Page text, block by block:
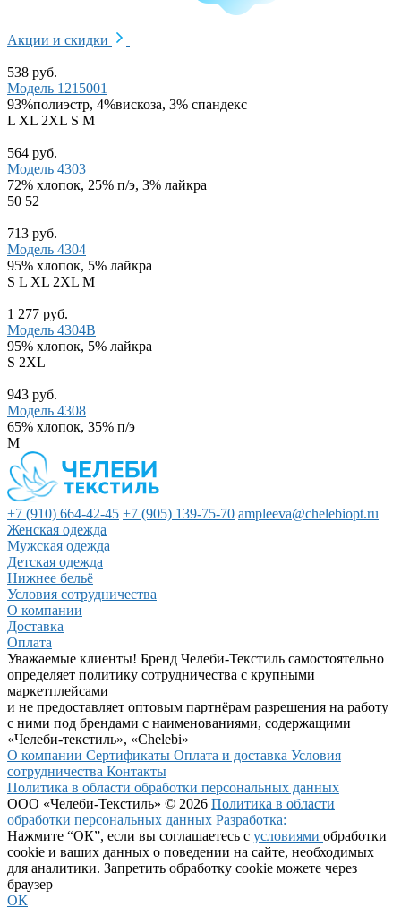
Акции и скидки
538 руб.
Модель 1215001
93%полиэстр, 4%вискоза, 3% спандекс
L XL 2XL S M
564 руб.
Модель 4303
72% хлопок, 25% п/э, 3% лайкра
50 52
713 руб.
Модель 4304
95% хлопок, 5% лайкра
S L XL 2XL M
1 277 руб.
Модель 4304В
95% хлопок, 5% лайкра
S 2XL
943 руб.
Модель 4308
65% хлопок, 35% п/э
M
+7 (910) 664-42-45 +7 (905) 139-75-70 ampleeva@chelebiopt.ru
Женская одежда
Мужская одежда
Детская одежда
Нижнее бельё
Условия сотрудничества
О компании
Доставка
Оплата
Уважаемые клиенты! Бренд Челеби-Текстиль самостоятельно
определяет политику сотрудничества с крупными
маркетплейсами
и не предоставляет оптовым партнёрам разрешения на работу
с ними под брендами с наименованиями, содержащими
«Челеби-текстиль», «Chelebi»
О компании Сертификаты Оплата и доставка Условия
сотрудничества Контакты
Политика в области обработки персональных данных
ООО «Челеби-Текстиль» © 2026 Политика в области
обработки персональных данных Разработка:
Нажмите “ОК”, если вы соглашаетесь с условиями обработки
cookie и ваших данных о поведении на сайте, необходимых
для аналитики. Запретить обработку cookie можете через
браузер
ОК